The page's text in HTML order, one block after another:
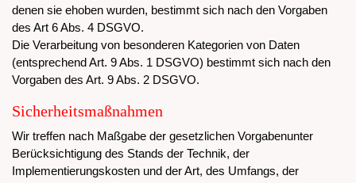
denen sie ehoben wurden, bestimmt sich nach den Vorgaben
des Art 6 Abs. 4 DSGVO.
Die Verarbeitung von besonderen Kategorien von Daten
(entsprechend Art. 9 Abs. 1 DSGVO) bestimmt sich nach den
Vorgaben des Art. 9 Abs. 2 DSGVO.
Sicherheitsmaßnahmen
Wir treffen nach Maßgabe der gesetzlichen Vorgabenunter
Berücksichtigung des Stands der Technik, der
Implementierungskosten und der Art, des Umfangs, der